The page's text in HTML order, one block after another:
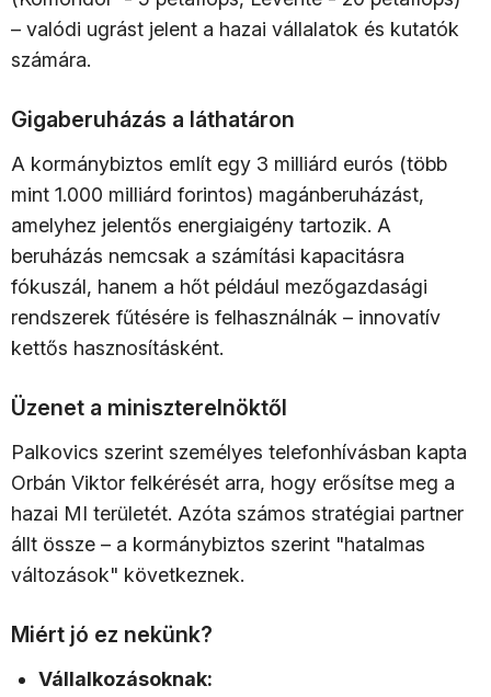
– valódi ugrást jelent a hazai vállalatok és kutatók
számára.
Gigaberuházás a láthatáron
A kormánybiztos említ egy 3 milliárd eurós (több
mint 1.000 milliárd forintos) magánberuházást,
amelyhez jelentős energiaigény tartozik. A
beruházás nemcsak a számítási kapacitásra
fókuszál, hanem a hőt például mezőgazdasági
rendszerek fűtésére is felhasználnák – innovatív
kettős hasznosításként.
Üzenet a miniszterelnöktől
Palkovics szerint személyes telefonhívásban kapta
Orbán Viktor felkérését arra, hogy erősítse meg a
hazai MI területét. Azóta számos stratégiai partner
állt össze – a kormánybiztos szerint "hatalmas
változások" következnek.
Miért jó ez nekünk?
Vállalkozásoknak: